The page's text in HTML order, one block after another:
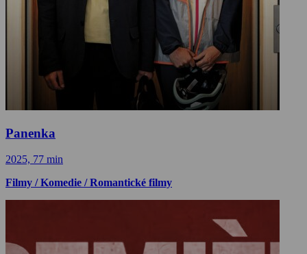
Panenka
2025, 77 min
Filmy / Komedie / Romantické filmy